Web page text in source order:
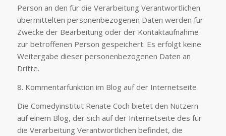
Person an den für die Verarbeitung Verantwortlichen
übermittelten personenbezogenen Daten werden für
Zwecke der Bearbeitung oder der Kontaktaufnahme
zur betroffenen Person gespeichert. Es erfolgt keine
Weitergabe dieser personenbezogenen Daten an
Dritte.
8. Kommentarfunktion im Blog auf der Internetseite
Die Comedyinstitut Renate Coch bietet den Nutzern
auf einem Blog, der sich auf der Internetseite des für
die Verarbeitung Verantwortlichen befindet, die